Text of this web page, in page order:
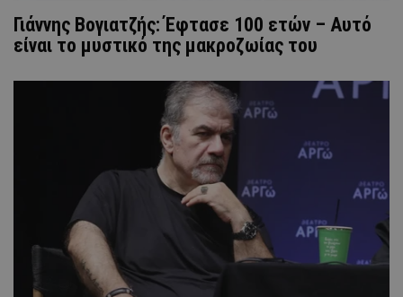
Γιάννης Βογιατζής: Έφτασε 100 ετών – Αυτό
είναι το μυστικό της μακροζωίας του